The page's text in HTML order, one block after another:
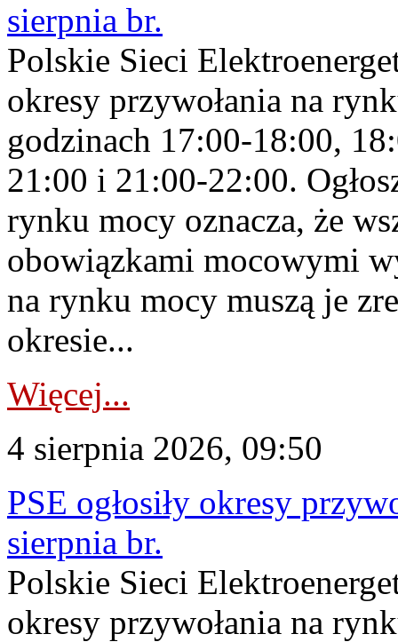
sierpnia br.
Polskie Sieci
okresy przywołania na
godzinach 17:00-18:00,
21:00 i 21:00-22:00.
rynku mocy oznacza, że
obowiązkami mocowymi
na rynku mocy muszą je
okresie...
Więcej...
4 sierpnia 2026, 09:50
PSE ogłosiły okresy
sierpnia br.
Polskie Sieci
okresy przywołania na